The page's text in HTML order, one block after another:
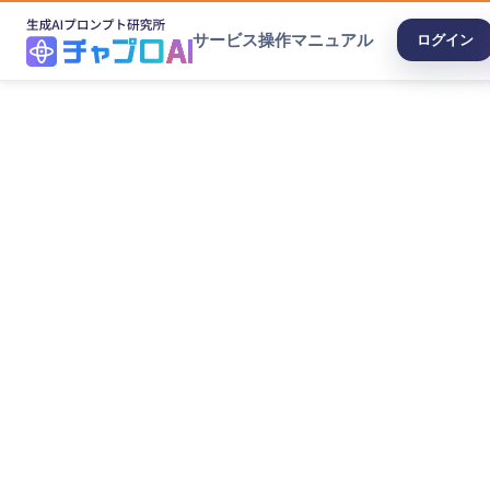
サービス操作マニュアル ログイン